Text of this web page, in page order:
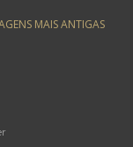
MAIS ANTIGAS